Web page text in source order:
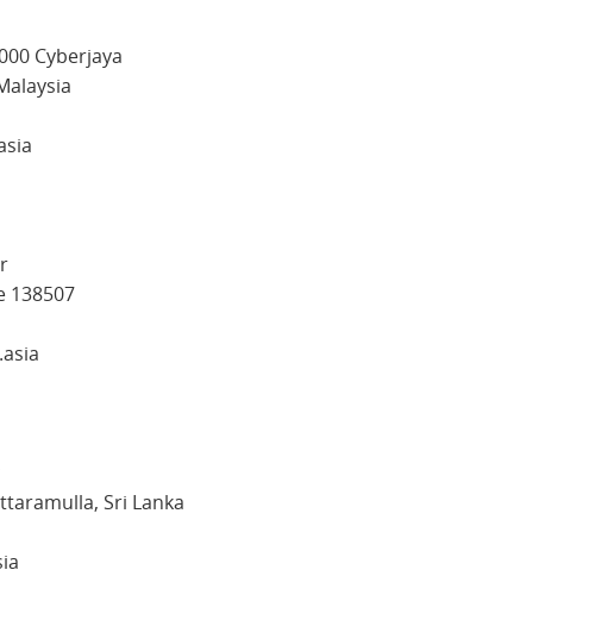
Cyberjaya
138507
Sri Lanka